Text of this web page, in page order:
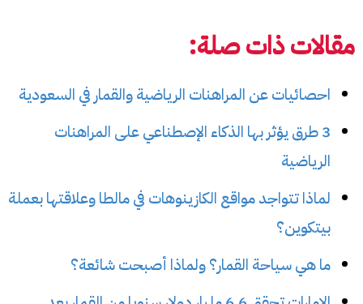
مقالات ذات صلة:
احصائيات عن المراهنات الرياضية والقمار في السعودية
3 طرق يؤثر بها الذكاء الإصطناعي على المراهنات
الرياضية
لماذا تتواجد مواقع الكازينوهات في مالطا وعلاقتها بعملة
بيتكوين؟
ما هي سياحة القمار؟ ولماذا أصبحت شائعة؟